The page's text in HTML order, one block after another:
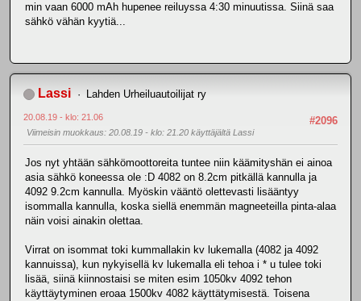
min vaan 6000 mAh hupenee reiluyssa 4:30 minuutissa. Siinä saa
sähkö vähän kyytiä...
Lassi Lahden Urheiluautoilijat ry
#2096
20.08.19 - klo: 21.06
Viimeisin muokkaus: 20.08.19 - klo: 21.20 käyttäjältä Lassi
Jos nyt yhtään sähkömoottoreita tuntee niin käämityshän ei ainoa
asia sähkö koneessa ole :D 4082 on 8.2cm pitkällä kannulla ja
4092 9.2cm kannulla. Myöskin vääntö olettevasti lisääntyy
isommalla kannulla, koska siellä enemmän magneeteilla pinta-alaa
näin voisi ainakin olettaa.
Virrat on isommat toki kummallakin kv lukemalla (4082 ja 4092
kannuissa), kun nykyisellä kv lukemalla eli tehoa i * u tulee toki
lisää, siinä kiinnostaisi se miten esim 1050kv 4092 tehon
käyttäytyminen eroaa 1500kv 4082 käyttätymisestä. Toisena